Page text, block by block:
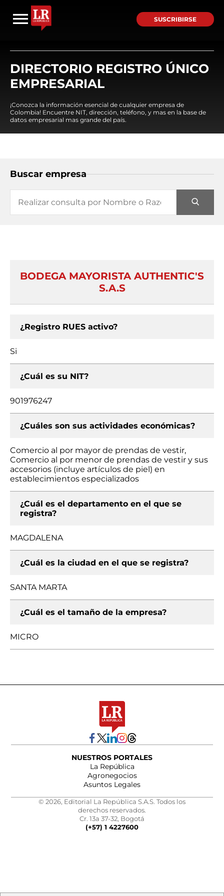
SUSCRIBIRSE
DIRECTORIO REGISTRO ÚNICO
EMPRESARIAL
¡Conozca la información esencial de cualquier empresa de
Colombia! Encuentre NIT, dirección, teléfono, y mas en la base de
datos empresarial mas grande del país.
Buscar empresa
BODEGA MAYORISTA AUTHENTIC'S
S.A.S
¿Registro RUES activo?
Si
¿Cuál es su NIT?
901976247
¿Cuáles son sus actividades económicas?
Comercio al por mayor de prendas de vestir,
Comercio al por menor de prendas de vestir y sus
accesorios (incluye artículos de piel) en
establecimientos especializados
¿Cuál es el departamento en el que se
registra?
MAGDALENA
¿Cuál es la ciudad en el que se registra?
SANTA MARTA
¿Cuál es el tamaño de la empresa?
MICRO
NUESTROS PORTALES
La República
Agronegocios
Asuntos Legales
© 2026, Editorial La República S.A.S. Todos los
derechos reservados.
Cr. 13a 37-32, Bogotá
(+57) 1 4227600